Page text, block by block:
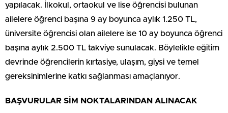
yapılacak. İlkokul, ortaokul ve lise öğrencisi bulunan
ailelere öğrenci başına 9 ay boyunca aylık 1.250 TL,
üniversite öğrencisi olan ailelere ise 10 ay boyunca öğrenci
başına aylık 2.500 TL takviye sunulacak. Böylelikle eğitim
devrinde öğrencilerin kırtasiye, ulaşım, giysi ve temel
gereksinimlerine katkı sağlanması amaçlanıyor.
BAŞVURULAR SİM NOKTALARINDAN ALINACAK